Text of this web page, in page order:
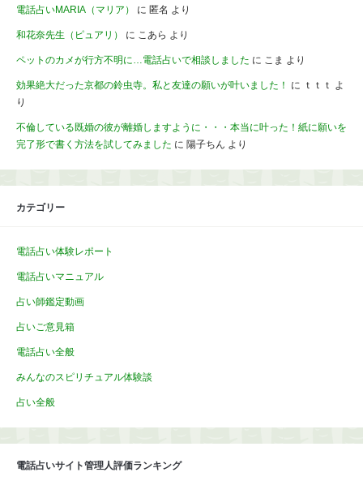
電話占いMARIA（マリア） に 匿名 より
和花奈先生（ピュアリ） に こあら より
ペットのカメが行方不明に…電話占いで相談しました に こま より
効果絶大だった京都の鈴虫寺。私と友達の願いが叶いました！ に ｔｔｔ よ
り
不倫している既婚の彼が離婚しますように・・・本当に叶った！紙に願いを
完了形で書く方法を試してみました に 陽子ちん より
カテゴリー
電話占い体験レポート
電話占いマニュアル
占い師鑑定動画
占いご意見箱
電話占い全般
みんなのスピリチュアル体験談
占い全般
電話占いサイト管理人評価ランキング